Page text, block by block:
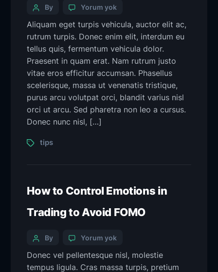
By Yorum yok
Aliquam eget turpis vehicula, auctor elit ac,
rutrum turpis. Donec enim elit, interdum eu
tellus quis, fermentum vehicula dolor.
Praesent in quam erat. Nam rutrum justo
vitae eros efficitur accumsan. Phasellus
scelerisque, massa ut venenatis tristique,
purus arcu volutpat orci, blandit varius nisl
orci ut arcu. Sed pharetra non leo a cursus.
Donec nunc nisl, […]
tips
How to Control Emotions in
Trading to Avoid FOMO
By Yorum yok
Donec vel pellentesque nisl, molestie
tempus ligula. Cras massa turpis, pretium